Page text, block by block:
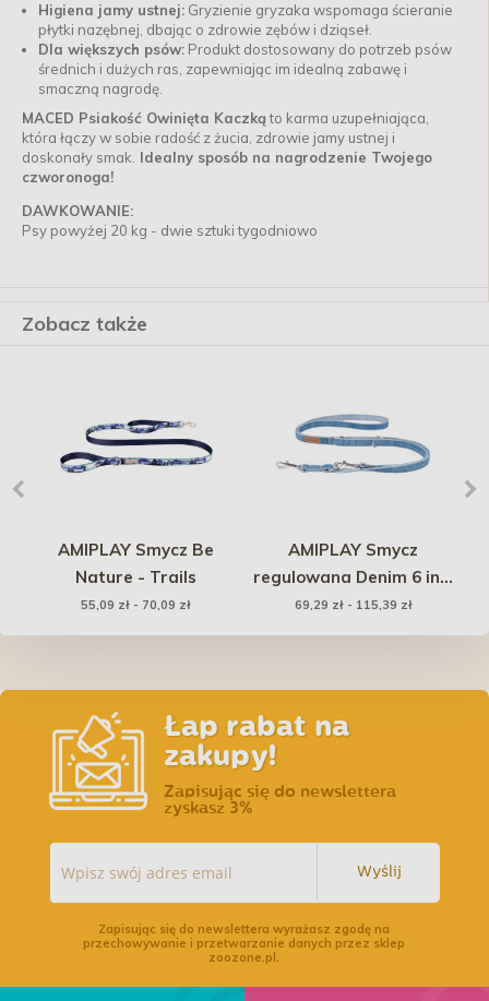
Higiena jamy ustnej: Gryzienie gryzaka wspomaga ścieranie
płytki nazębnej, dbając o zdrowie zębów i dziąseł.
Dla większych psów: Produkt dostosowany do potrzeb psów
średnich i dużych ras, zapewniając im idealną zabawę i
smaczną nagrodę.
MACED Psiakość Owinięta Kaczkąto karma uzupełniająca,
która łączy w sobie radość z żucia, zdrowie jamy ustnej i
doskonały smak. Idealny sposób na nagrodzenie Twojego
czworonoga!
DAWKOWANIE:
Psy powyżej 20 kg - dwie sztuki tygodniowo
Zobacz także
AMIPLAY Smycz Be
Nature - Trails
55,09 zł - 70,09 zł
AMIPLAY Smycz
regulowana Denim 6 in 1
- Niebieska
69,29 zł - 115,39 zł
Łap rabat na
zakupy!
Zapisując się do newslettera
zyskasz 3%
Wyślij
Zapisując się do newslettera wyrażasz zgodę na
przechowywanie i przetwarzanie danych przez sklep
zoozone.pl.